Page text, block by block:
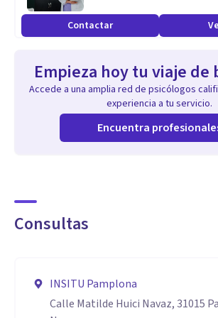
cuidarse.
Trabajo contigo para ayudarte a
permitan vivir con mayor equilibrio.
Cada proceso es único y se adapta a ti.
⚖️ Psicología Forense
Desde 2017 trabajo en los ámbitos civil,
Violencia de género
Reclamaciones por daños
Contactar
Empieza hoy tu viaje de
Accede a una amplia red de psicólogos
experiencia a tu servicio.
Encuentra
Consultas
INSITU Pamplona
Calle Matilde Huici Navaz, 31015